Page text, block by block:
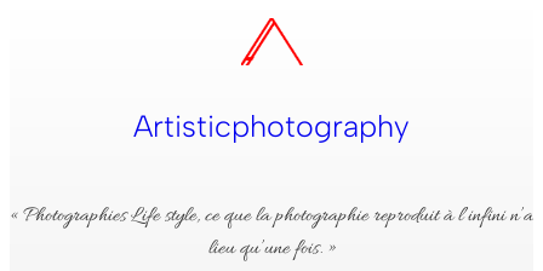
Artisticphotography
« Photographies Life style, ce que la photographie reproduit à l’infini n’a
lieu qu’une fois. »